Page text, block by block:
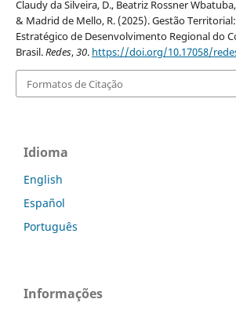
Claudy da Silveira, D., Beatriz Rossner
& Madrid de Mello, R. (2025). Gestão
Estratégico de Desenvolvimento Regional do
Brasil.Redes,30. https://doi.org/10.17058/
Formatos de Citação
Idioma
English
Español
Português
Informações